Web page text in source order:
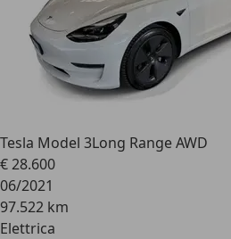
Tesla Model 3Long Range AWD
€ 28.600
06/2021
97.522 km
Elettrica